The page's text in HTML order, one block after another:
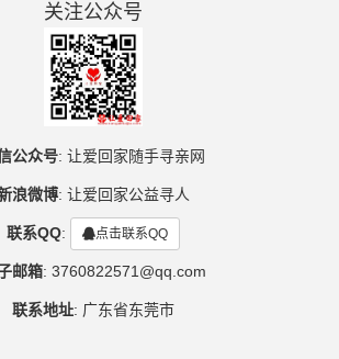
关注公众号
公众号: 让爱回家随手寻亲网
浪微博: 让爱回家公益寻人
联系QQ: 点击联系QQ
邮箱: 3760822571@qq.com
联系地址: 广东省东莞市